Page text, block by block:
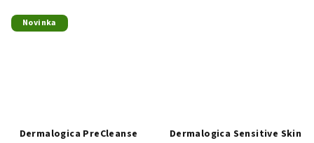
Novinka
Dermalogica PreCleanse
Dermalogica Sensitive Skin